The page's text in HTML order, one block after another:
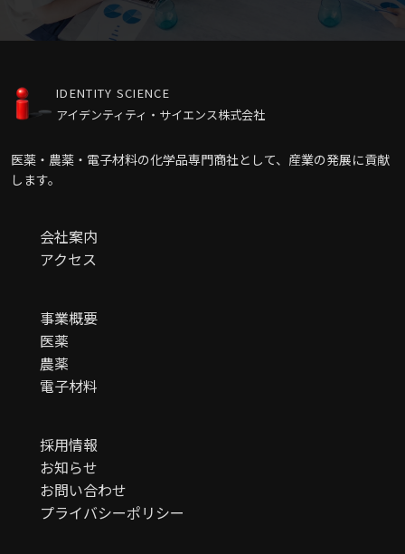
IDENTITY SCIENCE
アイデンティティ・サイエンス株式会社
医薬・農薬・電子材料の化学品専門商社として、産業の発展に貢献
します。
会社案内
アクセス
事業概要
医薬
農薬
電子材料
採用情報
お知らせ
お問い合わせ
プライバシーポリシー